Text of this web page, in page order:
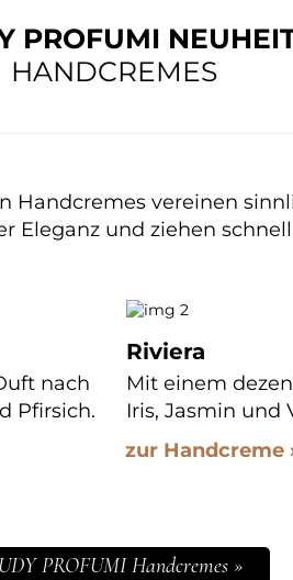
PROFUMI
HANDCREMES
Handcremes vereinen
Eleganz und ziehen
nach
Pfirsich.
Riviera
Mit einem
Iris, Jasmin und
zur Handcreme
PROFUMI Handcremes »